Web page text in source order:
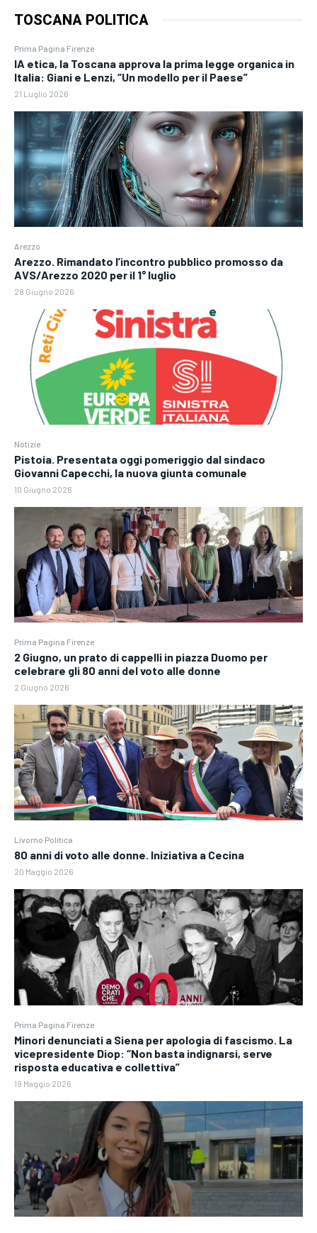
TOSCANA POLITICA
Prima Pagina Firenze
IA etica, la Toscana approva la prima legge organica in
Italia: Giani e Lenzi, “Un modello per il Paese”
21 Luglio 2026
Arezzo
Arezzo. Rimandato l’incontro pubblico promosso da
AVS/Arezzo 2020 per il 1° luglio
28 Giugno 2026
Notizie
Pistoia. Presentata oggi pomeriggio dal sindaco
Giovanni Capecchi, la nuova giunta comunale
10 Giugno 2026
Prima Pagina Firenze
2 Giugno, un prato di cappelli in piazza Duomo per
celebrare gli 80 anni del voto alle donne
2 Giugno 2026
Livorno Politica
80 anni di voto alle donne. Iniziativa a Cecina
20 Maggio 2026
Prima Pagina Firenze
Minori denunciati a Siena per apologia di fascismo. La
vicepresidente Diop: “Non basta indignarsi, serve
risposta educativa e collettiva”
19 Maggio 2026